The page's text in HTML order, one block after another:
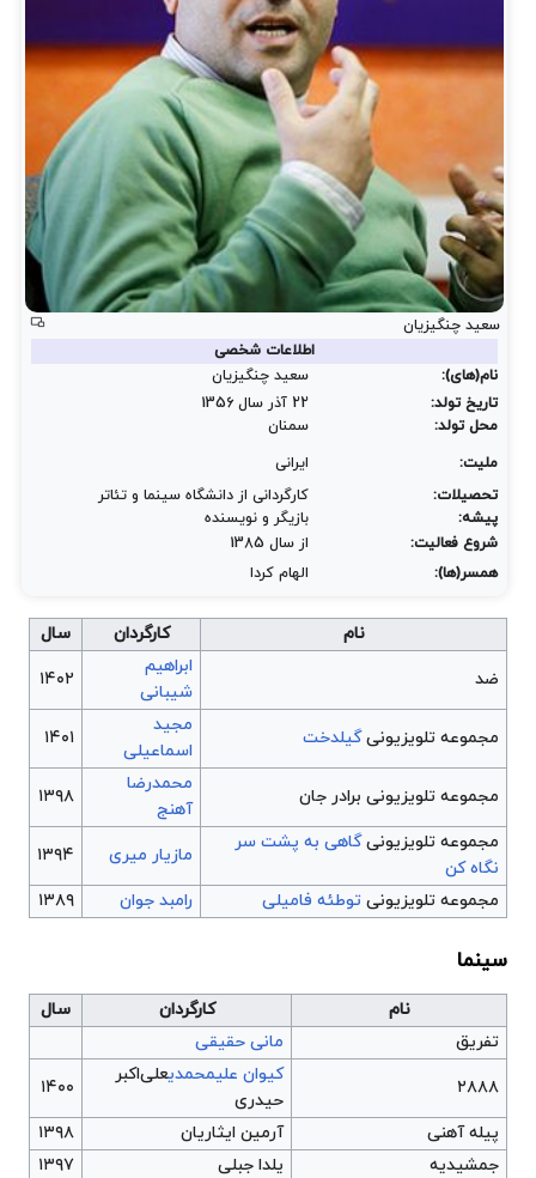
سعید چنگیزیان
اطلاعات شخصی
نام(های):
سعید چنگیزیان
تاریخ تولد:
22 آذر سال 1356
محل تولد:
سمنان
ملیت:
ایرانی
تحصیلات:
کارگردانی از دانشگاه سینما و تئاتر
پیشه:
بازیگر و نویسنده
شروع فعالیت:
از سال 1385
همسر(ها):
الهام کردا
نام کارگردان
سال
ضد
ابراهیم
شیبانی
۱۴۰۲
مجموعه تلویزیونیگیلدخت
مجید
اسماعیلی
۱۴۰١
مجموعه تلویزیونی برادر جان
محمدرضا
آهنج
۱۳۹۸
مجموعه تلویزیونیگاهی به پشت سر
نگاه کن
مازیار میری
۱۳۹۴
مجموعه تلویزیونی توطئه فامیلی رامبد جوان ۱۳۸۹
سینما
نام کارگردان
سال
تفریق
مانی حقیقی
۲۸۸۸
کیوان علیمحمدیعلی‌اکبر
حیدری
۱۴٠٠
پیله آهنی
آرمین ایثاریان
۱۳۹۸
جمشیدیه
یلدا جبلی
١٣٩٧